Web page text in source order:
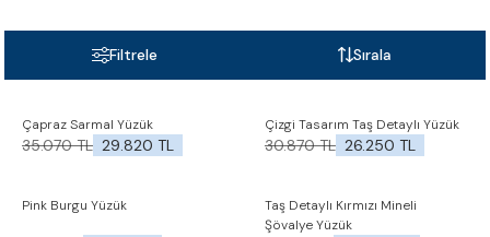
Filtrele Sırala
Yeni
%15
İndirim
Favorilere Ekle
Çapraz Sarmal Yüzük
35.070TL 29.820 TL
%15
İndirim
Favorilere Ekle
Çizgi Tasarım Taş Detaylı Yüzük
30.870TL 26.250 TL
%15
İndirim
Favorilere Ekle
Pink Burgu Yüzük %15
İndirim
Favorilere Ekle
Taş Detaylı Kırmızı Mineli
Şövalye Yüzük